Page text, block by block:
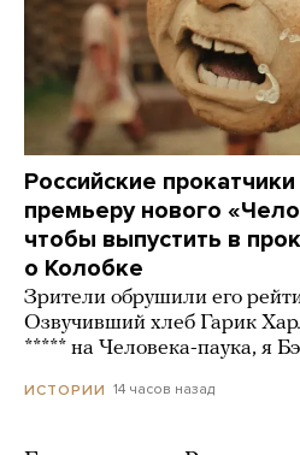
Российские
премьеру нового
чтобы выпустить в
о Колобке
Зрители обрушили его
Озвучивший хлеб Гарик
***** на Человека-паука, я
ИСТОРИИ 14 часов назад